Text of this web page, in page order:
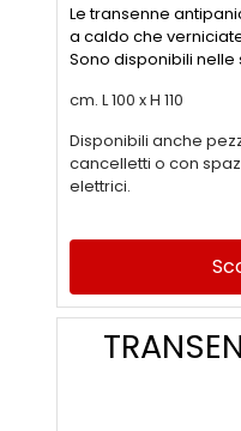
Le transenne
a caldo che
Sono disponibili nelle
cm. L 100 x H 110
Disponibili anche
cancelletti o con
elettrici.